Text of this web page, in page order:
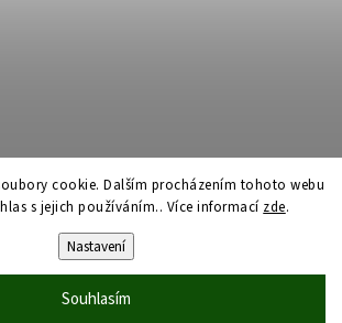
cookie. Dalším procházením tohoto webu
s jejich používáním.. Více informací zde.
Nastavení
Souhlasím
Professor Onyx. Všechna práva vyhrazena.